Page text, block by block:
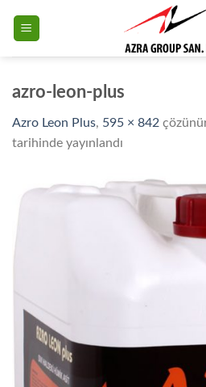
azro-leon-plus
Azro Leon Plus, 595 × 842
tarihinde yayınlandı